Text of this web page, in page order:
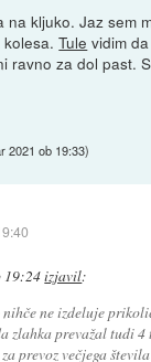
na kljuko. Jaz sem
kolesa.Tule vidim
ravno za dol past.
2021 ob 19:33)
19:24izjavil:
ne izdeluje
zlahka prevažal tudi
prevoz večjega